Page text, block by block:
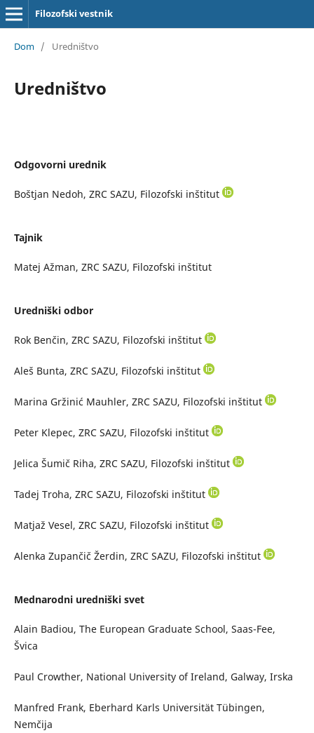
Filozofski vestnik
Dom / Uredništvo
Uredništvo
Odgovorni urednik
Boštjan Nedoh, ZRC SAZU, Filozofski inštitut
Tajnik
Matej Ažman, ZRC SAZU, Filozofski inštitut
Uredniški odbor
Rok Benčin, ZRC SAZU, Filozofski inštitut
Aleš Bunta, ZRC SAZU, Filozofski inštitut
Marina Gržinić Mauhler, ZRC SAZU, Filozofski inštitut
Peter Klepec, ZRC SAZU, Filozofski inštitut
Jelica Šumič Riha, ZRC SAZU, Filozofski inštitut
Tadej Troha, ZRC SAZU, Filozofski inštitut
Matjaž Vesel, ZRC SAZU, Filozofski inštitut
Alenka Zupančič Žerdin, ZRC SAZU, Filozofski inštitut
Mednarodni uredniški svet
Alain Badiou, The European Graduate School, Saas-Fee,
Švica
Paul Crowther, National University of Ireland, Galway, Irska
Manfred Frank, Eberhard Karls Universität Tübingen,
Nemčija